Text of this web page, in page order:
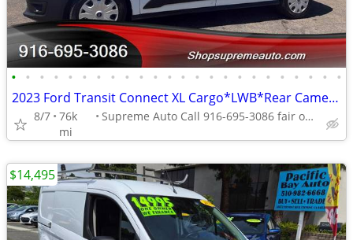
• • • • • • • • • • • • • • • • • • • • • • • •
2023 Ford Transit Connect XL Cargo*LWB*Rear Camera*Rear Door*
8/7 76k
mi
Supreme Auto Call 916-695-3086 fair oaks
$14,495